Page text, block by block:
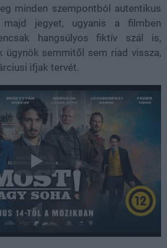
minden szempontból autentikus
majd jegyet, ugyanis a filmben
hangsúlyos fiktív szál is,
ügynök semmitől sem riad vissza,
ifjak tervét.